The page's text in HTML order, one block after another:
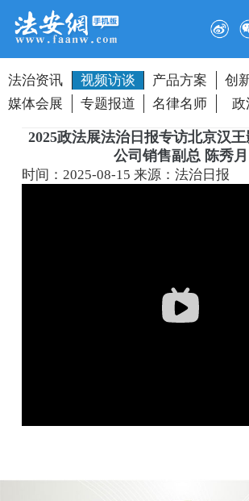
法治资讯 视频访谈 产品方案 创
媒体会展
专题报道 名律名师 政
2025政法展法治日报专访北京汉
公司销售副总 陈秀月
时间：2025-08-15来源：法治日报